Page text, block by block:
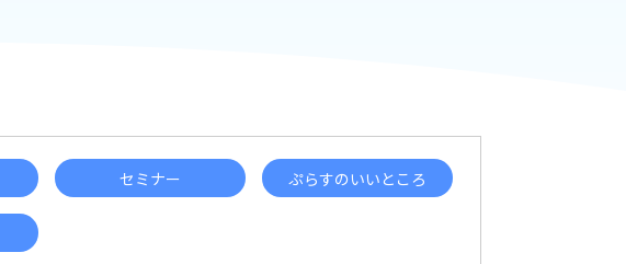
セミナー ぷらすのいいところ